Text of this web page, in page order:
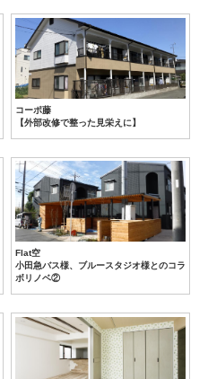
コーポ藤
【外部改修で整った見栄えに】
Flat空
小田急バス様、ブルースタジオ様とのコラ
ボリノベ②